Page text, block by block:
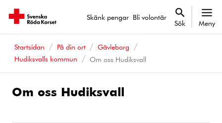
Skänk pengar Bli volontär
Sök Meny
Startsidan På din ort
Gävleborg
Hudiksvalls kommun
Om oss Hudiksvall
Om oss Hudiksvall